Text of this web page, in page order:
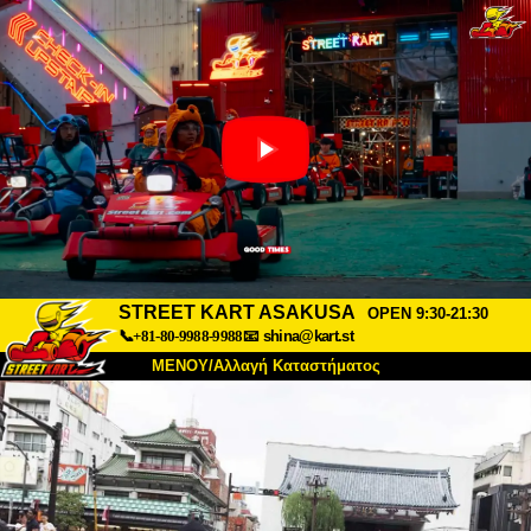
STREET KART ASAKUSA
OPEN 9:30-21:30
📞+81-80-9988-9988📧 shina@kart.st
ΜΕΝΟΥ/Αλλαγή Καταστήματος
Σχετικά Προδιαγραφές Τιμές
Πρόσβαση Αναφορές Συχνές Ερωτήσεις